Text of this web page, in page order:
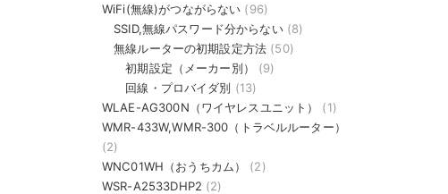
WiFi(無線)がつながらない (96)
SSID,無線パスワード分からない(8)
無線ルーターの初期設定方法 (50)
初期設定（メーカー別）
(9)
回線・プロバイダ別 (13)
WLAE-AG300N（ワイヤレスユニット）
(1)
WMR-433W,WMR-300（トラベルルーター）
(2)
WNC01WH（おうちカム）
(2)
WSR-A2533DHP2 (2)